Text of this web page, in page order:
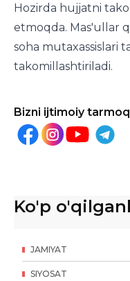
Hozirda hujjatni
etmoqda. Mas'ullar
soha mutaxassislari
takomillashtiriladi.
Bizni ijtimoiy
Ko'p
JAMIYAT
SIYOSAT